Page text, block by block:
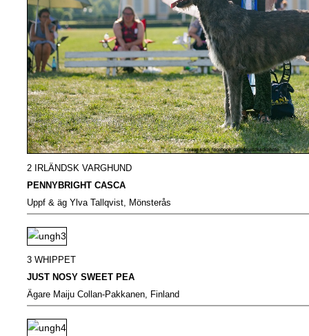
2 IRLÄNDSK VARGHUND
PENNYBRIGHT CASCA
Uppf & äg Ylva Tallqvist, Mönsterås
3 WHIPPET
JUST NOSY SWEET PEA
Ägare Maiju Collan-Pakkanen, Finland